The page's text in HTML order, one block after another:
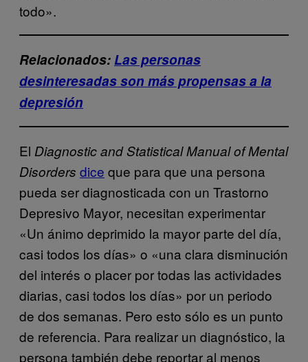
todo».
Relacionados: Las personas
desinteresadas son más propensas a la
depresión
El Diagnostic and Statistical Manual of Mental
Disorders dice que para que una persona
pueda ser diagnosticada con un Trastorno
Depresivo Mayor, necesitan experimentar
«Un ánimo deprimido la mayor parte del día,
casi todos los días» o «una clara disminución
del interés o placer por todas las actividades
diarias, casi todos los días» por un periodo
de dos semanas. Pero esto sólo es un punto
de referencia. Para realizar un diagnóstico, la
persona también debe reportar al menos